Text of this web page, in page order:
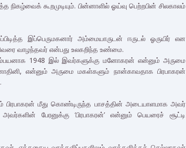
கூறமுடியும். பின்னாளில் ஓய்வு பெற்றபின் சிலகாலம்
இப்பெருமகனார் அம்மையாருடன் ஈருடல் ஓருயிர் என
வாழந்தவர் என்பது உலகறிந்த உண்மை.
1948 இல் இவர்களுக்கு மனோகரன் என்னும் அருமை
என்னும் அருமை மகள்களும் நான்காவதாக பிரபாகரன்
மீது கொண்டிருந்த பாசத்தின் அடையாளமாக அவர்
பேரனுக்கு ‘பிரபாகரன்’ என்னும் பெயரைச் சூட்டி